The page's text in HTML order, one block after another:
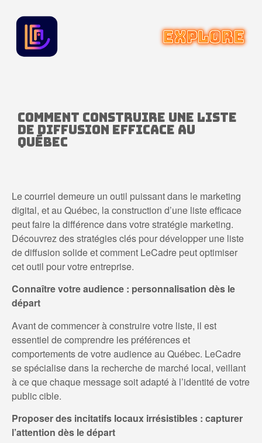
Comment Construire une Liste
de Diffusion Efficace au
Québec
Le courriel demeure un outil puissant dans le marketing
digital, et au Québec, la construction d’une liste efficace
peut faire la différence dans votre stratégie marketing.
Découvrez des stratégies clés pour développer une liste
de diffusion solide et comment LeCadre peut optimiser
cet outil pour votre entreprise.
Connaître votre audience : personnalisation dès le
départ
Avant de commencer à construire votre liste, il est
essentiel de comprendre les préférences et
comportements de votre audience au Québec. LeCadre
se spécialise dans la recherche de marché local, veillant
à ce que chaque message soit adapté à l’identité de votre
public cible.
Proposer des incitatifs locaux irrésistibles : capturer
l’attention dès le départ